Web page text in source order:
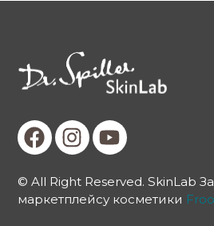
© All Right Reserved. SkinLab
маркетплейсу косметики